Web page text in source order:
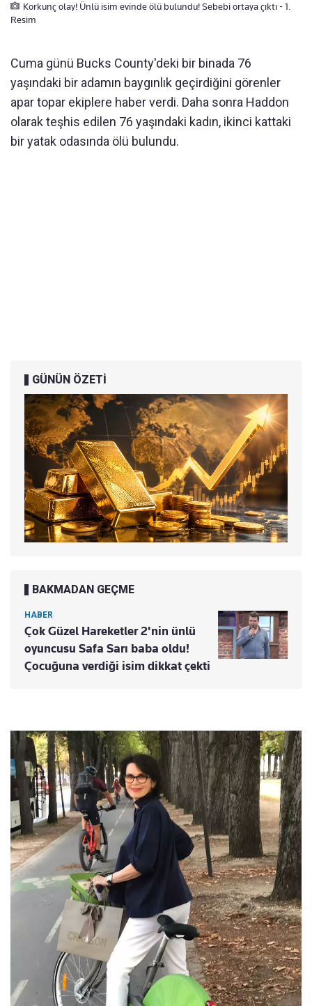
Korkunç olay! Ünlü isim evinde ölü bulundu! Sebebi ortaya çıktı - 1.
Resim
Cuma günü Bucks County'deki bir binada 76
yaşındaki bir adamın baygınlık geçirdiğini görenler
apar topar ekiplere haber verdi. Daha sonra Haddon
olarak teşhis edilen 76 yaşındaki kadın, ikinci kattaki
bir yatak odasında ölü bulundu.
GÜNÜN ÖZETİ
BAKMADAN GEÇME
HABER
Çok Güzel Hareketler 2'nin ünlü
oyuncusu Safa Sarı baba oldu!
Çocuğuna verdiği isim dikkat çekti